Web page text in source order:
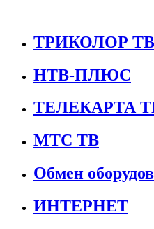
ТРИКОЛОР ТВ
НТВ-ПЛЮС
ТЕЛЕКАРТА
МТС ТВ
Обмен
ИНТЕРНЕТ